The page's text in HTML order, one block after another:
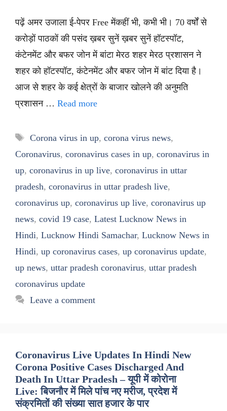
पढ़ें अमर उजाला ई-पेपर Free मेंकहीं भी, कभी भी। 70 वर्षों से
करोड़ों पाठकों की पसंद ख़बर सुनें ख़बर सुनें हॉटस्पॉट,
कंटेनमेंट और बफर जोन में बांटा मेरठ शहर मेरठ प्रशासन ने
शहर को हॉटस्पॉट, कंटेनमेंट और बफर जोन में बांट दिया है।
आज से शहर के कई क्षेत्रों के बाजार खोलने की अनुमति
प्रशासन … Read more
Tags
Corona virus in up, corona virus news,
Coronavirus, coronavirus cases in up, coronavirus in
up, coronavirus in up live, coronavirus in uttar
pradesh, coronavirus in uttar pradesh live,
coronavirus up, coronavirus up live, coronavirus up
news, covid 19 case, Latest Lucknow News in
Hindi, Lucknow Hindi Samachar, Lucknow News in
Hindi, up coronavirus cases, up coronavirus update,
up news, uttar pradesh coronavirus, uttar pradesh
coronavirus update
Leave a comment
Coronavirus Live Updates In Hindi New
Corona Positive Cases Discharged And
Death In Uttar Pradesh – यूपी में कोरोना
Live: बिजनौर में मिले पांच नए मरीज, प्रदेश में
संक्रमितों की संख्या सात हजार के पार